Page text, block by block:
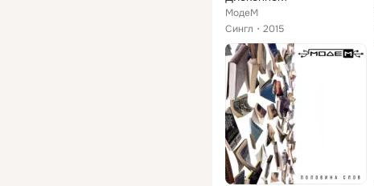
МодеМ
Сингл
2015